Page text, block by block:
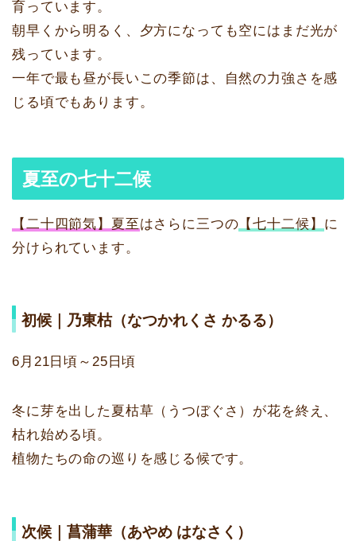
育っています。
朝早くから明るく、夕方になっても空にはまだ光が
残っています。
一年で最も昼が長いこの季節は、自然の力強さを感
じる頃でもあります。
夏至の七十二候
【二十四節気】夏至はさらに三つの 【七十二候】 に
分けられています。
初候｜乃東枯（なつかれくさ かるる）
6月21日頃～25日頃
冬に芽を出した夏枯草（うつぼぐさ）が花を終え、
枯れ始める頃。
植物たちの命の巡りを感じる候です。
次候｜菖蒲華（あやめ はなさく）